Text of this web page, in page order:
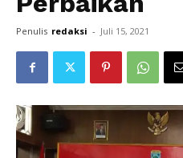
Penulis redaksi - Juli 15, 2021